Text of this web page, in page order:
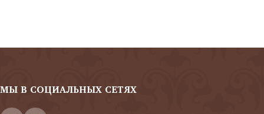
МЫ В СОЦИАЛЬНЫХ СЕТЯХ